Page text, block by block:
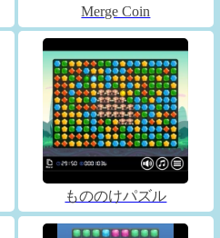
Merge Coin
もののけパズル